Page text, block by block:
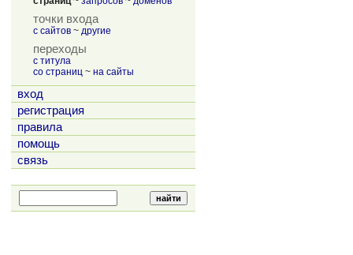
точки входа
с сайтов ~ другие
переходы
с титула
со страниц ~ на сайты
вход
регистрация
правила
помощь
связь